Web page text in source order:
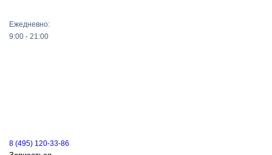
Ежедневно:
9:00 - 21:00
8 (495) 120-33-86